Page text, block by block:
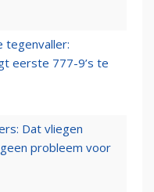
tegenvaller:
eerste 777-9’s te
Dat vliegen
probleem voor